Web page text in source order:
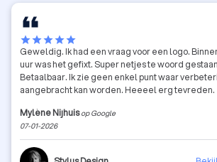
starstarstarstarstar
Geweldig. Ik had een vraag voor een logo.
uur was het gefixt. Super netjes te woord
Betaalbaar. Ik zie geen enkel punt waar
aangebracht kan worden. Heeeel erg tevreden.
Mylène Nijhuis op Google
07-01-2026